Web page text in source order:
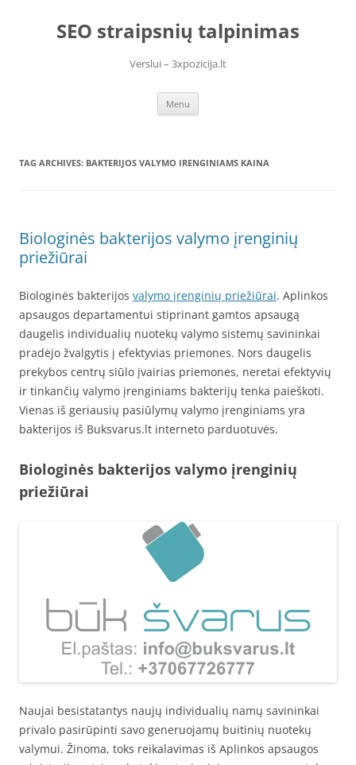
contentSEO straipsnių talpinimas
Verslui – 3xpozicija.lt
Menu
TAG ARCHIVES: BAKTERIJOS VALYMO IRENGINIAMS KAINA
Biologinės bakterijos valymo įrenginių
priežiūrai
Biologinės bakterijos valymo įrenginių priežiūrai. Aplinkos
apsaugos departamentui stiprinant gamtos apsaugą
daugelis individualių nuotekų valymo sistemų savininkai
pradėjo žvalgytis į efektyvias priemones. Nors daugelis
prekybos centrų siūlo įvairias priemones, neretai efektyvių
ir tinkančių valymo įrenginiams bakterijų tenka paieškoti.
Vienas iš geriausių pasiūlymų valymo įrenginiams yra
bakterijos iš Buksvarus.lt interneto parduotuvės.
Biologinės bakterijos valymo įrenginių
priežiūrai
Naujai besistatantys naujų individualių namų savininkai
privalo pasirūpinti savo generuojamų buitinių nuotekų
valymui. Žinoma, toks reikalavimas iš Aplinkos apsaugos